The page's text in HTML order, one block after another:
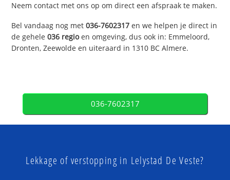
Neem contact met ons op om direct een afspraak te maken.
Bel vandaag nog met036-7602317 en we helpen je direct in
de gehele036 regioen omgeving, dus ook in: Emmeloord,
Dronten, Zeewolde en uiteraard in 1310 BC Almere.
036-7602317
Lekkage of verstopping in Lelystad De Veste?